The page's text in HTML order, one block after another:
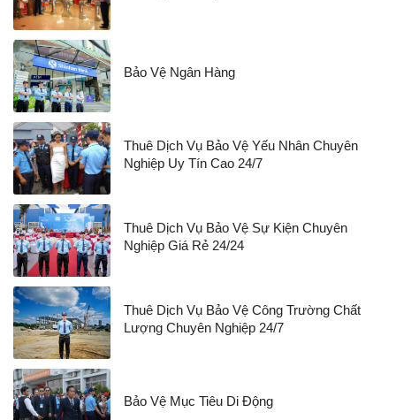
Bảo Vệ Ngân Hàng
Thuê Dịch Vụ Bảo Vệ Yếu Nhân Chuyên
Nghiệp Uy Tín Cao 24/7
Thuê Dịch Vụ Bảo Vệ Sự Kiện Chuyên
Nghiệp Giá Rẻ 24/24
Thuê Dịch Vụ Bảo Vệ Công Trường Chất
Lượng Chuyên Nghiệp 24/7
Bảo Vệ Mục Tiêu Di Động